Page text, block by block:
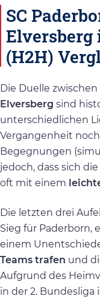
SC
Elversberg
(H2H)
Die Duelle
Elversberg sind
unterschiedlichen
Vergangenheit
Begegnungen
jedoch, dass sich
oft mit einem
Die letzten drei
Sieg für Paderborn,
einem
Teams trafen und
Aufgrund des
in der 2. Bundesliga